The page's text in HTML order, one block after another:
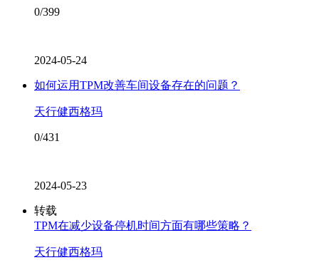
0/399
2024-05-24
如何运用TPM改善车间设备存在的问题？
天行健西格玛
0/431
2024-05-23
转载
TPM在减少设备停机时间方面有哪些策略？
天行健西格玛